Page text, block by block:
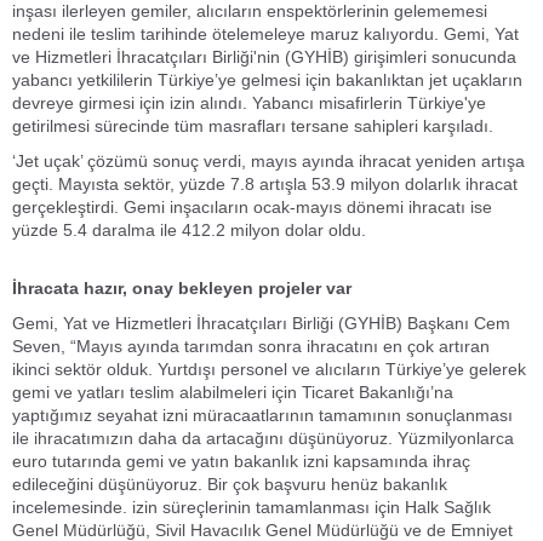
inşası ilerleyen gemiler, alıcıların enspektörlerinin gelememesi
nedeni ile teslim tarihinde ötelemeleye maruz kalıyordu. Gemi, Yat
ve Hizmetleri İhracatçıları Birliği'nin (GYHİB) girişimleri sonucunda
yabancı yetkililerin Türkiye’ye gelmesi için bakanlıktan jet uçakların
devreye girmesi için izin alındı. Yabancı misafirlerin Türkiye'ye
getirilmesi sürecinde tüm masrafları tersane sahipleri karşıladı.
‘Jet uçak’ çözümü sonuç verdi, mayıs ayında ihracat yeniden artışa
geçti. Mayısta sektör, yüzde 7.8 artışla 53.9 milyon dolarlık ihracat
gerçekleştirdi. Gemi inşacıların ocak-mayıs dönemi ihracatı ise
yüzde 5.4 daralma ile 412.2 milyon dolar oldu.
İhracata hazır, onay bekleyen projeler var
Gemi, Yat ve Hizmetleri İhracatçıları Birliği (GYHİB) Başkanı Cem
Seven, “Mayıs ayında tarımdan sonra ihracatını en çok artıran
ikinci sektör olduk. Yurtdışı personel ve alıcıların Türkiye’ye gelerek
gemi ve yatları teslim alabilmeleri için Ticaret Bakanlığı’na
yaptığımız seyahat izni müracaatlarının tamamının sonuçlanması
ile ihracatımızın daha da artacağını düşünüyoruz. Yüzmilyonlarca
euro tutarında gemi ve yatın bakanlık izni kapsamında ihraç
edileceğini düşünüyoruz. Bir çok başvuru henüz bakanlık
incelemesinde. izin süreçlerinin tamamlanması için Halk Sağlık
Genel Müdürlüğü, Sivil Havacılık Genel Müdürlüğü ve de Emniyet